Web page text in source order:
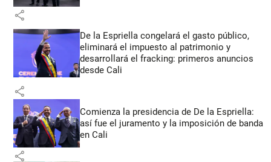
share
De la Espriella congelará el gasto público,
eliminará el impuesto al patrimonio y
desarrollará el fracking: primeros anuncios
desde Cali
share
Comienza la presidencia de De la Espriella:
así fue el juramento y la imposición de banda
en Cali
share